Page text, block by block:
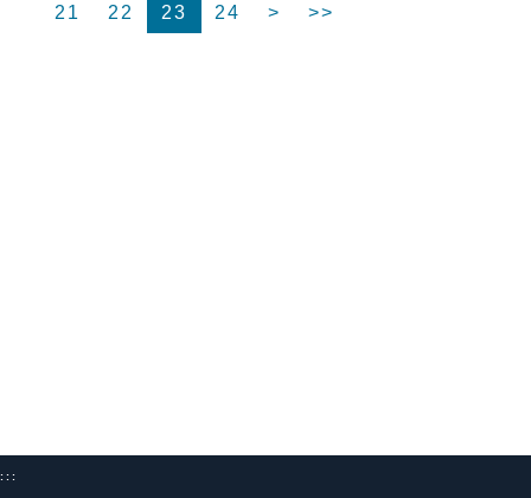
21
22 23 24 > >>
:::